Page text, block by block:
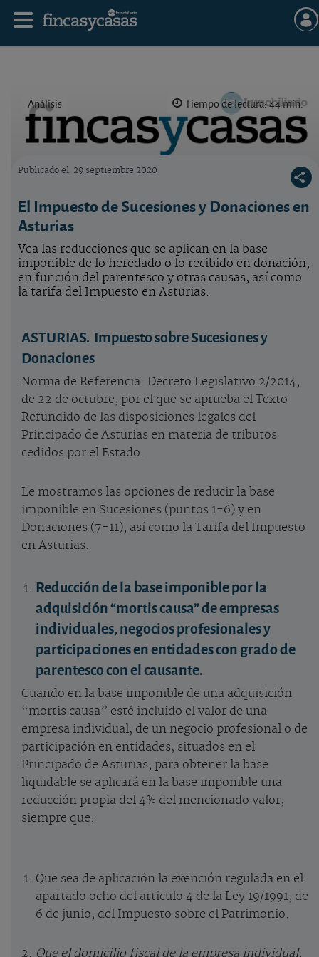
Análisis Tiempo de lectura: 44 min.
Publicado el 29 septiembre 2020
El Impuesto de Sucesiones y Donaciones en
Asturias
Vea las reducciones que se aplican en la base
imponible de lo heredado o lo recibido en donación,
en función del parentesco y otras causas, así como
la tarifa del Impuesto en Asturias.
ASTURIAS. Impuesto sobre Sucesiones y
Donaciones
Norma de Referencia: Decreto Legislativo 2/2014,
de 22 de octubre, por el que se aprueba el Texto
Refundido de las disposiciones legales del
Principado de Asturias en materia de tributos
cedidos por el Estado.
Le mostramos las opciones de reducir la base
imponible en Sucesiones (puntos 1-6) y en
Donaciones (7-11), así como la Tarifa del Impuesto
en Asturias.
Reducción de la base imponible por la
adquisición “mortis causa” de empresas
individuales, negocios profesionales y
participaciones en entidades con grado de
parentesco con el causante.
Cuando en la base imponible de una adquisición
“mortis causa” esté incluido el valor de una
empresa individual, de un negocio profesional o de
participación en entidades, situados en el
Principado de Asturias, para obtener la base
liquidable se aplicará en la base imponible una
reducción propia del 4% del mencionado valor,
siempre que:
Que sea de aplicación la exención regulada en el
apartado ocho del artículo 4 de la Ley 19/1991, de
6 de junio, del Impuesto sobre el Patrimonio.
Que el domicilio fiscal de la empresa individual,